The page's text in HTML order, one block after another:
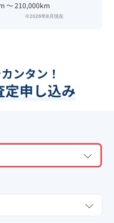
〜 210,000km
※2026年8月現在
ンタン！
定申し込み